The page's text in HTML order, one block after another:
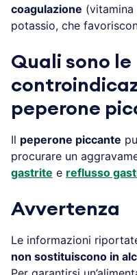
coagulazione (vitamina
potassio, che
Quali sono le
peperone
Il peperone piccante
procurare un
gastrite e reflusso
Avvertenza
Le informazioni
non sostituiscono in